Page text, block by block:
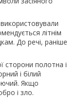
літнім
До речі, раніше
сторони полотна і
і білий
Якщо
і зло.